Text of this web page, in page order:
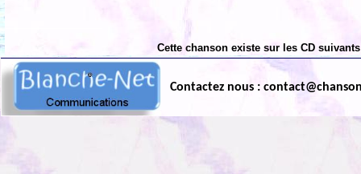
Cette chanson existe sur les CD
Contactez nous :